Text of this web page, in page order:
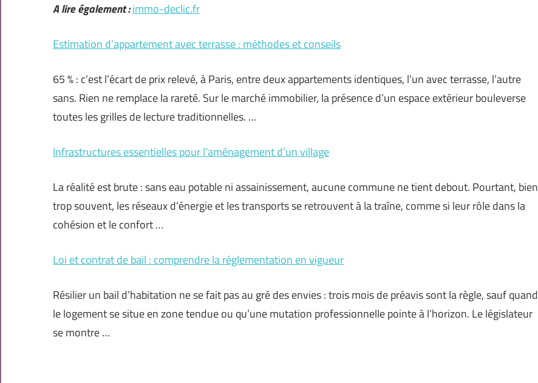
A lire également :immo-declic.fr
Estimation d’appartement avec terrasse : méthodes et conseils
65 % : c’est l’écart de prix relevé, à Paris, entre deux appartements identiques, l’un avec terrasse, l’autre
sans. Rien ne remplace la rareté. Sur le marché immobilier, la présence d’un espace extérieur bouleverse
toutes les grilles de lecture traditionnelles. …
Infrastructures essentielles pour l’aménagement d’un village
La réalité est brute : sans eau potable ni assainissement, aucune commune ne tient debout. Pourtant, bien
trop souvent, les réseaux d’énergie et les transports se retrouvent à la traîne, comme si leur rôle dans la
cohésion et le confort …
Loi et contrat de bail : comprendre la réglementation en vigueur
Résilier un bail d’habitation ne se fait pas au gré des envies : trois mois de préavis sont la règle, sauf quand
le logement se situe en zone tendue ou qu’une mutation professionnelle pointe à l’horizon. Le législateur
se montre …